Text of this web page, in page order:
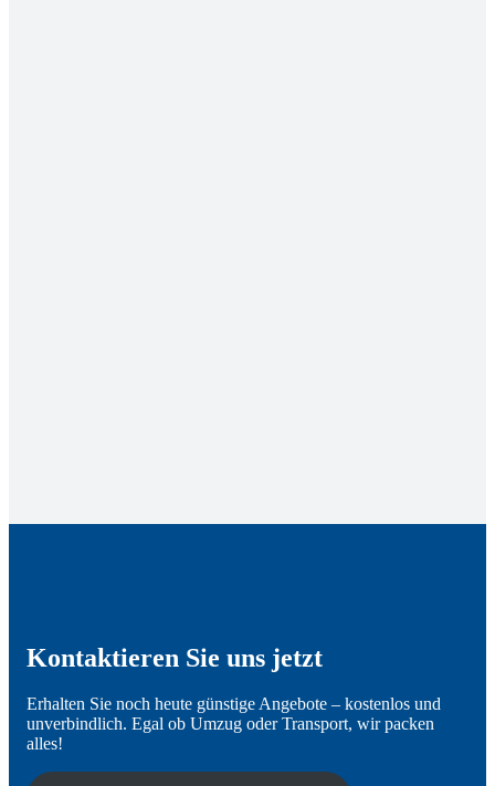
Kontaktieren Sie uns jetzt
Erhalten Sie noch heute günstige Angebote – kostenlos und
unverbindlich. Egal ob Umzug oder Transport, wir packen
alles!